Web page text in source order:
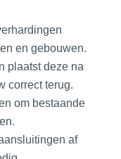
en gebouwen.
plaatst deze na
correct terug.
om bestaande
af